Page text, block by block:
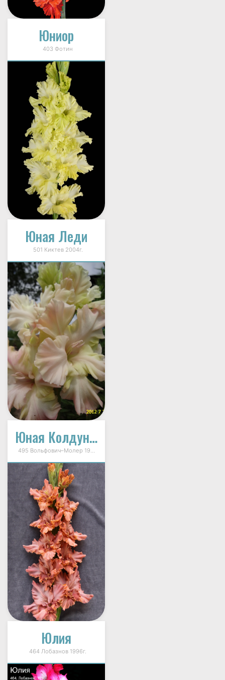
Юниор
403 Фотин
Юная Леди
501 Киктев 2004г.
Юная Колдунья
495 Вольфович–Молер 1995г.
Юлия
464 Лобазнов 1996г.